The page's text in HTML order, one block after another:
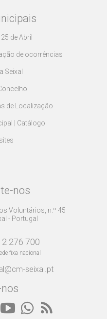
de Abril
de ocorrências
Seixal
de Localização
| Catálogo
nos
Voluntários, n.º 45
- Portugal
276 700
fixa nacional
seixal.pt